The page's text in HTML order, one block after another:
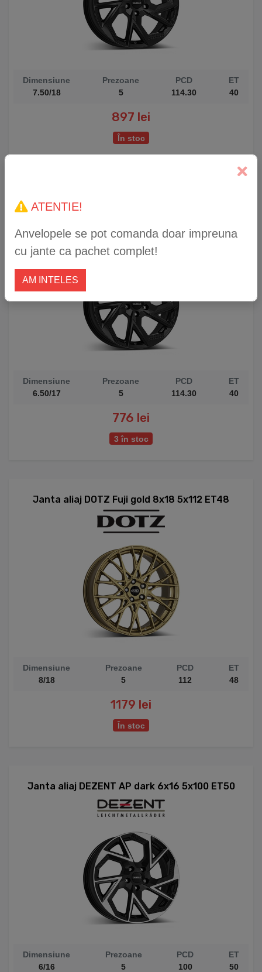
Dimensiune
7.50/18
Prezoane
5
PCD
114.30
ET
40
897 lei
În stoc
Dimensiune
6.50/17
Prezoane
5
PCD
114.30
ET
40
776 lei
3 în stoc
Janta aliaj DOTZ Fuji gold 8x18 5x112 ET48
Dimensiune
8/18
Prezoane
5
PCD
112
ET
48
1179 lei
În stoc
Janta aliaj DEZENT AP dark 6x16 5x100 ET50
Dimensiune
6/16
Prezoane
5
PCD
100
ET
50
ATENTIE!
Anvelopele se pot comanda doar impreuna
cu jante ca pachet complet!
AM INTELES